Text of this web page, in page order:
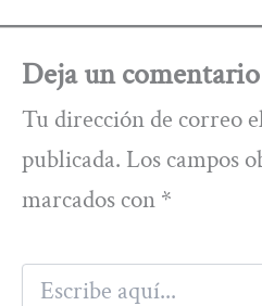
Deja un comentario
Tu dirección de correo
publicada. Los campos
marcados con *
Escribe
aquí...